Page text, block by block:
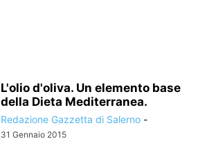
L'olio d'oliva. Un elemento base
della Dieta Mediterranea.
Redazione Gazzetta di Salerno -
31 Gennaio 2015